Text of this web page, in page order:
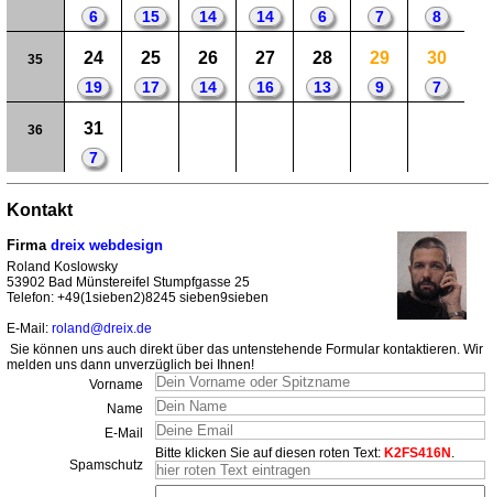
6 15 14 14 6 7 8
35 24
19
25
17
26
14
27
16
28
13
29
9
30
7
36 31
7
Kontakt
Firma dreix webdesign
Roland Koslowsky
53902 Bad Münstereifel Stumpfgasse 25
Telefon: +49(1sieben2)8245 sieben9sieben
E-Mail: roland@dreix.de
Sie können uns auch direkt über das untenstehende Formular kontaktieren. Wir
melden uns dann unverzüglich bei Ihnen!
Vorname
Name
E-Mail
Spamschutz
Bitte klicken Sie auf diesen roten Text: K2FS416N .